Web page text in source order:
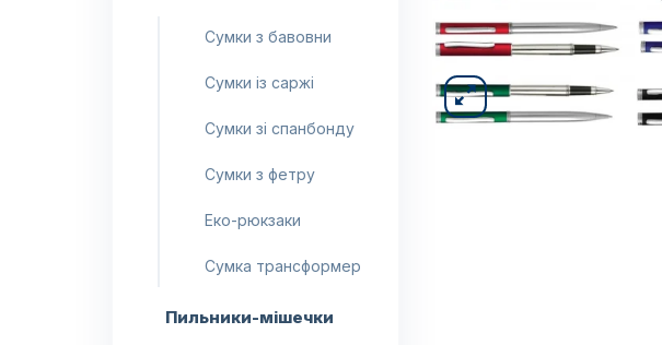
Сумки з бавовни
Сумки із саржі
Сумки зі спанбонду
Сумки з фетру
Еко-рюкзаки
Сумка трансформер
Пильники-мішечки